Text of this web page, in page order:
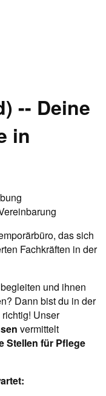
-- Deine
in
das sich
Fachkräften in der
und ihnen
Dann bist du in der
Unser
vermittelt
Stellen für Pflege